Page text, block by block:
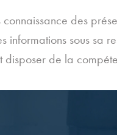
des
informations sous sa
disposer de la